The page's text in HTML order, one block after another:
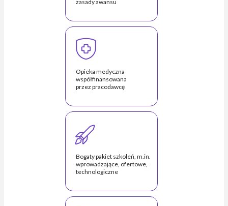
zasady awansu
Opieka medyczna
współfinansowana
przez pracodawcę
Bogaty pakiet szkoleń, m.in.
wprowadzające, ofertowe,
technologiczne